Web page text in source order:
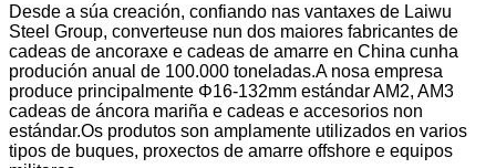
Desde a súa creación, confiando nas vantaxes de Laiwu
Steel Group, converteuse nun dos maiores fabricantes de
cadeas de ancoraxe e cadeas de amarre en China cunha
produción anual de 100.000 toneladas.A nosa empresa
produce principalmente Φ16-132mm estándar AM2, AM3
cadeas de áncora mariña e cadeas e accesorios non
estándar.Os produtos son amplamente utilizados en varios
tipos de buques, proxectos de amarre offshore e equipos